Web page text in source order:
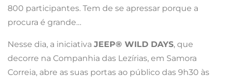
800 participantes. Tem de se apressar porque a
procura é grande…
Nesse dia, a iniciativa JEEP® WILD DAYS, que
decorre na Companhia das Lezírias, em Samora
Correia, abre as suas portas ao público das 9h30 às